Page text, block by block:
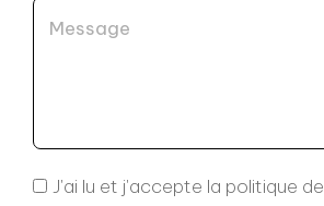
J'ai lu et j'accepte la politique de